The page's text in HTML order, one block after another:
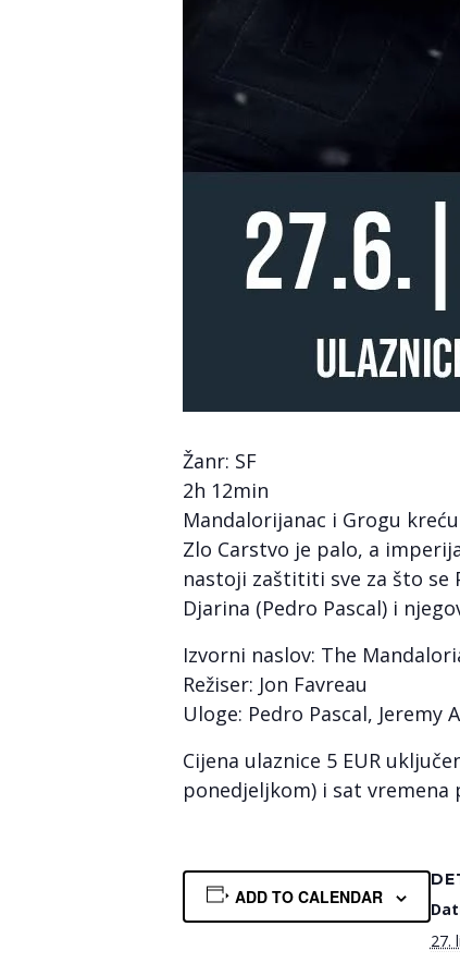
Žanr: SF
2h 12min
Mandalorijanac i Grogu
Zlo Carstvo je palo, a
nastoji zaštititi sve za što se
Djarina (Pedro Pascal) i
Izvorni naslov: The
Režiser: Jon Favreau
Uloge: Pedro Pascal, Jeremy
Cijena ulaznice 5 EUR
ponedjeljkom) i sat vremena
ADD TO CALENDAR
27.